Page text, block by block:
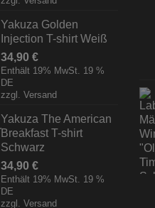
Yakuza Golden
Injection T-shirt Weiß
34,90 €
Enthält 19% MwSt. 19 %
DE
zzgl. Versand
Yakuza The American
Breakfast T-shirt
Schwarz
34,90 €
Enthält 19% MwSt. 19 %
DE
zzgl. Versand